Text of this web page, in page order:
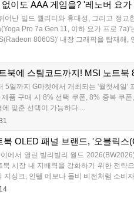
이도 AAA 게임을? '레노버 요가
어난 빌드 퀄리티와 휴대성, 그리고 정
Pro 7a Gen 11, 이하 요가 프로
8060S)' 내장 그래픽을 탑재해,
북에 스팀코드까지! MSI 노트북
5일까지 G마켓에서 개최되는 '월첫세일'
품 구매 시 8% 선택 쿠폰, 8% 중복 쿠
맞춘 선택이 가능하다....
OLED 패널 브랜드, '오블릭스
에서 열린 빌리빌리 월드
북 시장 내 지배력을 강화하기 위한 전략
지싱크, 인텔 에보나 돌비 비전처럼 소비